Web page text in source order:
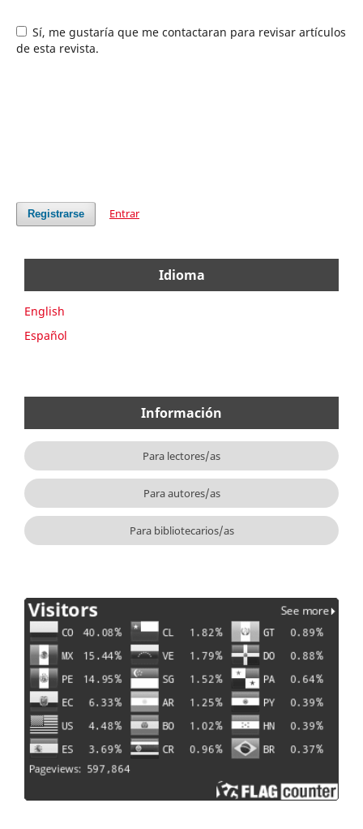
Sí, me gustaría que me contactaran para revisar artículos
de esta revista.
Registrarse Entrar
Idioma
English
Español
Información
Para lectores/as
Para autores/as
Para bibliotecarios/as